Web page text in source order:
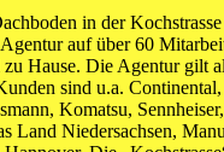
in der
auf über 60
Hause. Die Agentur gilt
sind u.a.
Komatsu,
Land Niedersachsen,